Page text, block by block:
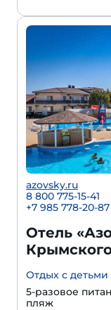
azovsky.ru
8 800 775-15-41
+7 985 778-20-87
Отель
Отдых с детьми
5-разовое
пляж